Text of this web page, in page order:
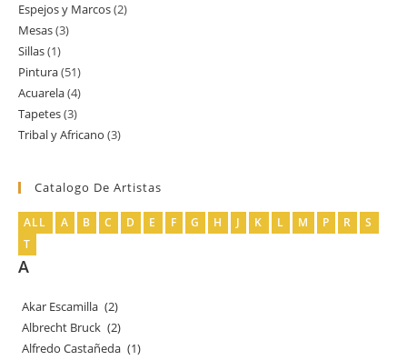
producto
Espejos y Marcos 22
Mesas 33
Sillas 11
producto
Pintura 5151
productos
Acuarela 44
productos
Tapetes 33
productos
Tribal y Africano 33
Catalogo De Artistas
ALL A B C D E F G H J K L M P R
S
T
A
Akar Escamilla (2)
Albrecht Bruck (2)
Alfredo Castañeda (1)